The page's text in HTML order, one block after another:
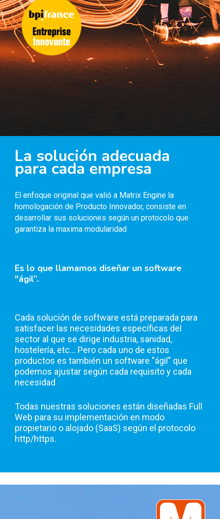
La solución adecuada
para cada empresa
El enfoque original que valió a Matrix Engine la
homologación de Producto Innovador, consiste en
desarrollar sus soluciones según un protocolo que
garantiza la maxima modularidad
Es lo que llamamos diseñar un software
"ágil”.
Cada solución de software está preparada para
satisfacer las necesidades específicas del
sector al que se dirige industria, sanidad,
hostelería, etc... Pero cada uno de estos
productos es también un software "ágil" que
podemos ajustar según cada requisito y cada
necesidad
Todas nuestras soluciones están diseñadas Full
Web para su implementación en modo
propietario o alojado (SaaS) según el protocolo
http/https.